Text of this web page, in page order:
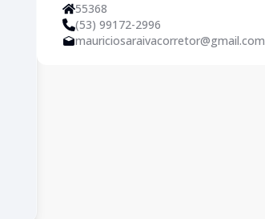
55368
(53) 99172-2996
mauriciosaraivacorretor@gmail.com